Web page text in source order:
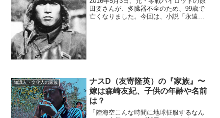
田要さんが、多臓器不全のため、99歳で
亡くなりました。今回は、小説「永遠の
知識人・文化人の家族
ナスD（友寄隆英）の『家族』〜
嫁は森崎友紀、子供の年齢や名前
は？
「陸海空こんな時間に地球征服するなん